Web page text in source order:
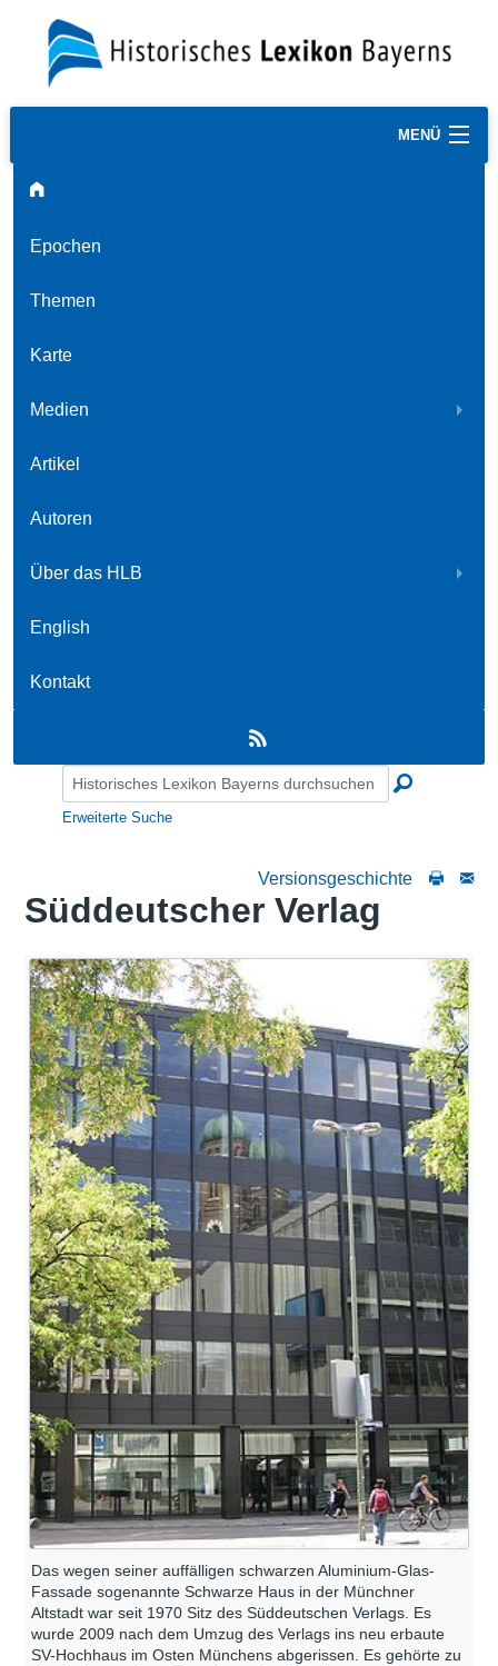
MENÜ
Epochen
Themen
Karte
Medien
Artikel
Autoren
Über das HLB
English
Kontakt
Erweiterte Suche
Versionsgeschichte
Süddeutscher Verlag
Das wegen seiner auffälligen schwarzen Aluminium-Glas-
Fassade sogenannte Schwarze Haus in der Münchner
Altstadt war seit 1970 Sitz des Süddeutschen Verlags. Es
wurde 2009 nach dem Umzug des Verlags ins neu erbaute
SV-Hochhaus im Osten Münchens abgerissen. Es gehörte zu